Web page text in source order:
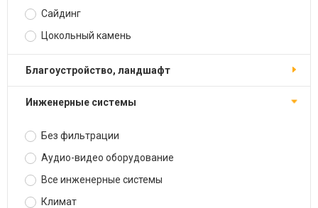
Сайдинг
Цокольный камень
Благоустройство, ландшафт
Инженерные системы
Без фильтрации
Аудио-видео оборудование
Все инженерные системы
Климат